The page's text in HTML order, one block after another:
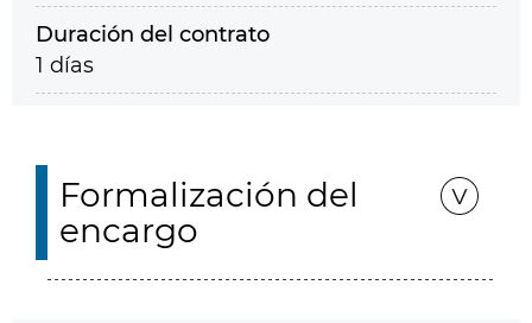
Duración del contrato
1 días
Formalización del
encargo